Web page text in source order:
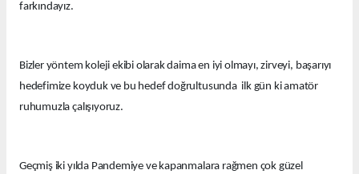
farkındayız.
Bizler yöntem koleji ekibi olarak daima en iyi olmayı, zirveyi, başarıyı
hedefimize koyduk ve bu hedef doğrultusunda ilk gün ki amatör
ruhumuzla çalışıyoruz.
Geçmiş iki yılda Pandemiye ve kapanmalara rağmen çok güzel